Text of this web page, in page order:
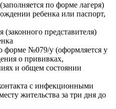
по форме лагеря)
ребенка или паспорт,
(законного представителя)
форме №079/у (оформляется у
о прививках,
и общем состоянии
с инфекционными
жительства за три дня до